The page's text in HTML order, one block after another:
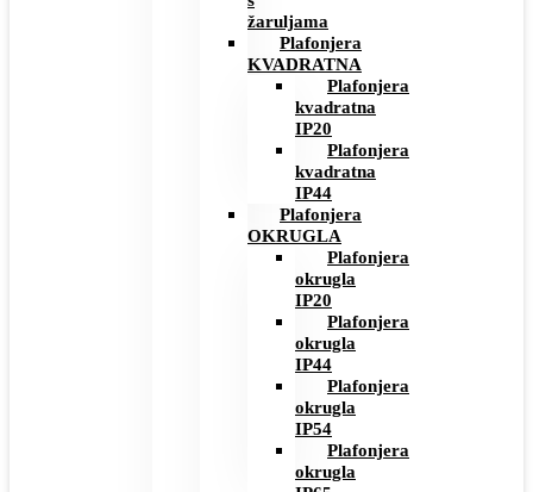
žaruljama
Plafonjera
KVADRATNA
Plafonjera
kvadratna
IP20
Plafonjera
kvadratna
IP44
Plafonjera
OKRUGLA
Plafonjera
okrugla
IP20
Plafonjera
okrugla
IP44
Plafonjera
okrugla
IP54
Plafonjera
okrugla